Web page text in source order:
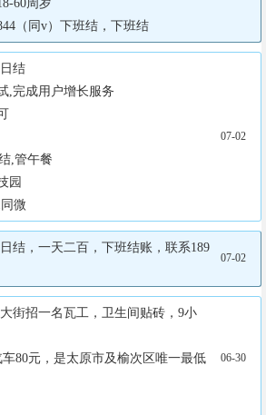
60周岁
（同v）下班结，下班结
结
,完成用户增长服务
,管午餐
园
微
07-02
结，一天二百，下班结账，联系189
07-02
街招一名瓦工，卫生间贴砖，9小
80元，是太原市及榆次区唯一最低
06-30